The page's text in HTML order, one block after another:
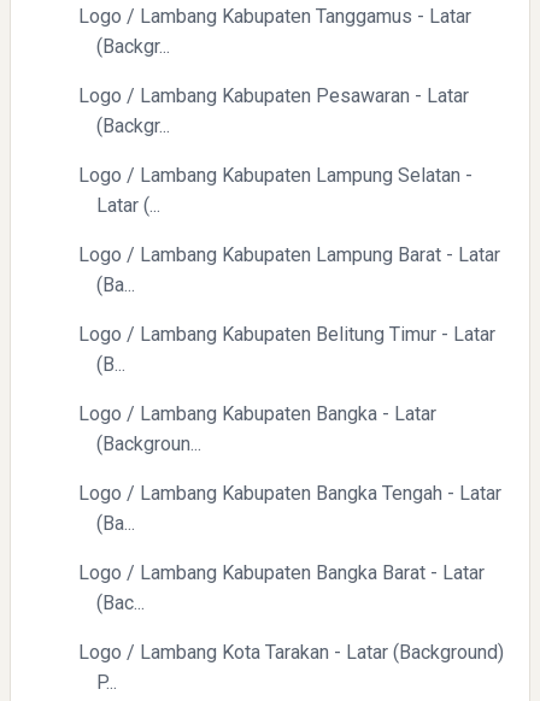
Pelajaran Berharga dari Kasus dr. Tifa dan Roy Suryo
Logo / Lambang Kabupaten Tanggamus - Latar
(Backgr...
Logo / Lambang Kabupaten Pesawaran - Latar
(Backgr...
Logo / Lambang Kabupaten Lampung Selatan -
Latar (...
Logo / Lambang Kabupaten Lampung Barat - Latar
(Ba...
Logo / Lambang Kabupaten Belitung Timur - Latar
(B...
Logo / Lambang Kabupaten Bangka - Latar
(Backgroun...
Logo / Lambang Kabupaten Bangka Tengah - Latar
(Ba...
Logo / Lambang Kabupaten Bangka Barat - Latar
(Bac...
Logo / Lambang Kota Tarakan - Latar (Background)
P...